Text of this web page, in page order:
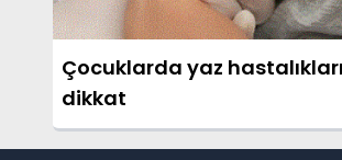
Çocuklarda yaz
dikkat